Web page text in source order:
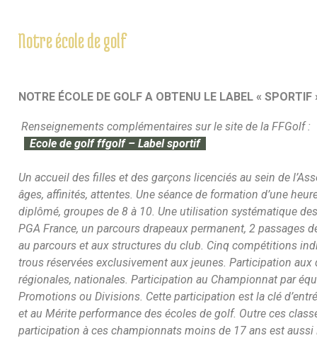
Notre école de golf
NOTRE ÉCOLE DE GOLF A OBTENU LE LABEL « SPORTIF
Renseignements complémentaires sur le site de la FFGolf :
Ecole de golf ffgolf – Label sportif
Un accueil des filles et des garçons licenciés au sein de
âges, affinités, attentes. Une séance de formation d’une
diplômé, groupes de 8 à 10. Une utilisation systématique
PGA France, un parcours drapeaux permanent, 2 passages
au parcours et aux structures du club. Cinq compétitions
trous réservées exclusivement aux jeunes. Participation
régionales, nationales. Participation au Championnat par
Promotions ou Divisions. Cette participation est la clé
et au Mérite performance des écoles de golf. Outre ces
participation à ces championnats moins de 17 ans est